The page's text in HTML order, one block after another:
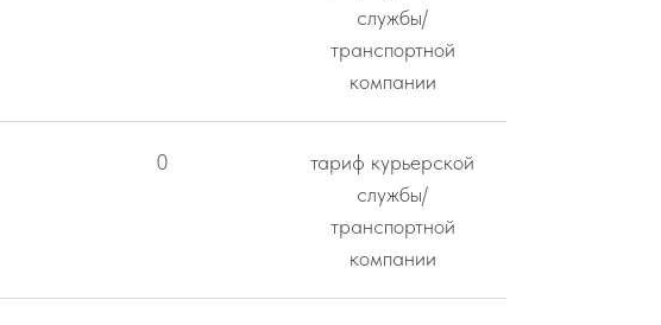
службы/
транспортной
компании
0
тариф курьерской
службы/
транспортной
компании